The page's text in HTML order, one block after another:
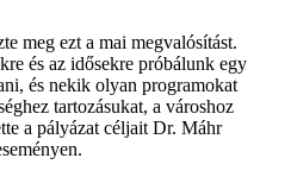
meg ezt a mai megvalósítást.
és az idősekre próbálunk egy
és nekik olyan programokat
tartozásukat, a városhoz
a pályázat céljait Dr. Máhr